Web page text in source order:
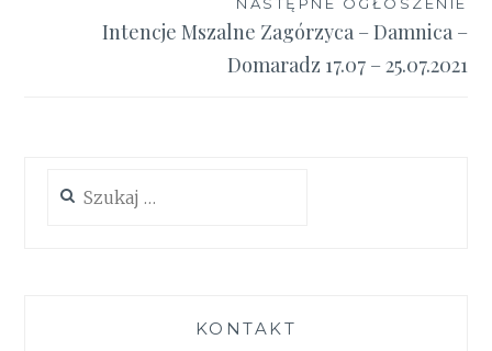
Intencje Mszalne Zagórzyca – Damnica –
Domaradz 17.07 – 25.07.2021
KONTAKT